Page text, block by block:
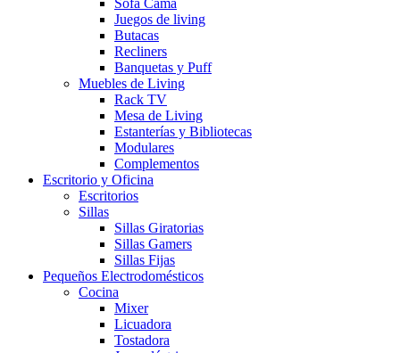
Sofá Cama
Juegos de living
Butacas
Recliners
Banquetas y Puff
Muebles de Living
Rack TV
Mesa de Living
Estanterías y Bibliotecas
Modulares
Complementos
Escritorio y Oficina
Escritorios
Sillas
Sillas Giratorias
Sillas Gamers
Sillas Fijas
Pequeños Electrodomésticos
Cocina
Mixer
Licuadora
Tostadora